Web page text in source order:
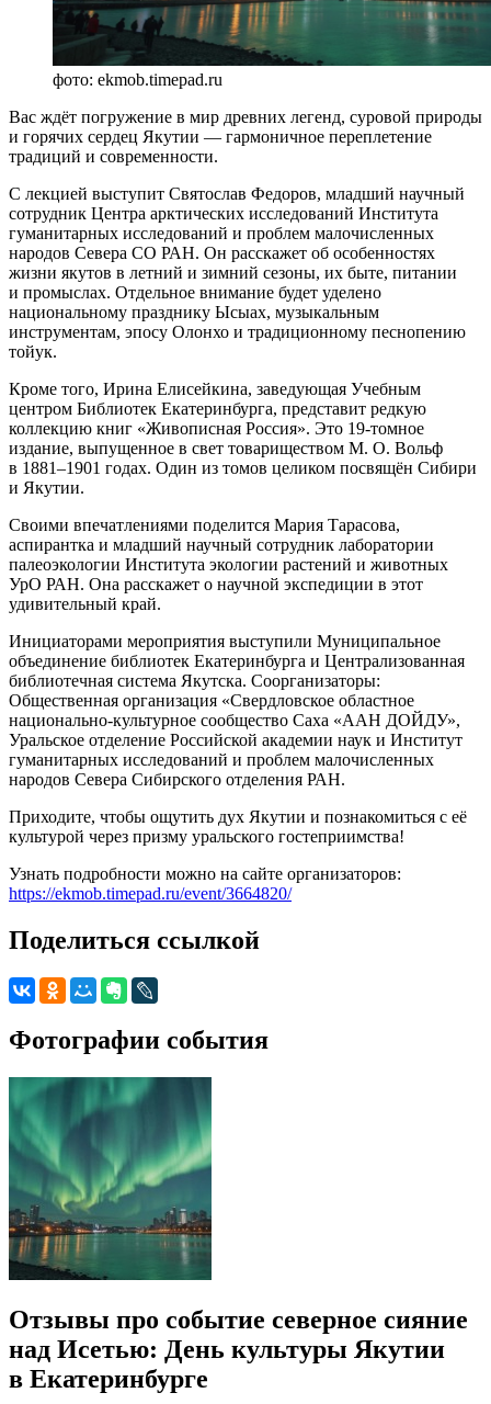
фото: ekmob.timepad.ru
Вас ждёт погружение в мир древних легенд, суровой природы
и горячих сердец Якутии — гармоничное переплетение
традиций и современности.
С лекцией выступит Святослав Федоров, младший научный
сотрудник Центра арктических исследований Института
гуманитарных исследований и проблем малочисленных
народов Севера СО РАН. Он расскажет об особенностях
жизни якутов в летний и зимний сезоны, их быте, питании
и промыслах. Отдельное внимание будет уделено
национальному празднику Ысыах, музыкальным
инструментам, эпосу Олонхо и традиционному песнопению
тойук.
Кроме того, Ирина Елисейкина, заведующая Учебным
центром Библиотек Екатеринбурга, представит редкую
коллекцию книг «Живописная Россия». Это 19-томное
издание, выпущенное в свет товариществом М. О. Вольф
в 1881–1901 годах. Один из томов целиком посвящён Сибири
и Якутии.
Своими впечатлениями поделится Мария Тарасова,
аспирантка и младший научный сотрудник лаборатории
палеоэкологии Института экологии растений и животных
УрО РАН. Она расскажет о научной экспедиции в этот
удивительный край.
Инициаторами мероприятия выступили Муниципальное
объединение библиотек Екатеринбурга и Централизованная
библиотечная система Якутска. Соорганизаторы:
Общественная организация «Свердловское областное
национально-культурное сообщество Саха «ААН ДОЙДУ»,
Уральское отделение Российской академии наук и Институт
гуманитарных исследований и проблем малочисленных
народов Севера Сибирского отделения РАН.
Приходите, чтобы ощутить дух Якутии и познакомиться с её
культурой через призму уральского гостеприимства!
Узнать подробности можно на сайте организаторов:
https://ekmob.timepad.ru/event/3664820/
Поделиться ссылкой
Фотографии события
Отзывы про событие северное сияние
над Исетью: День культуры Якутии
в Екатеринбурге